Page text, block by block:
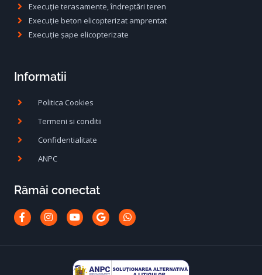
Execuție terasamente, îndreptări teren
Execuție beton elicopterizat amprentat
Execuție șape elicopterizate
Informatii
Politica Cookies
Termeni si conditii
Confidentialitate
ANPC
Rămâi conectat
Facebook-
f
Instagram
YoutubeGoogleWhatsapp